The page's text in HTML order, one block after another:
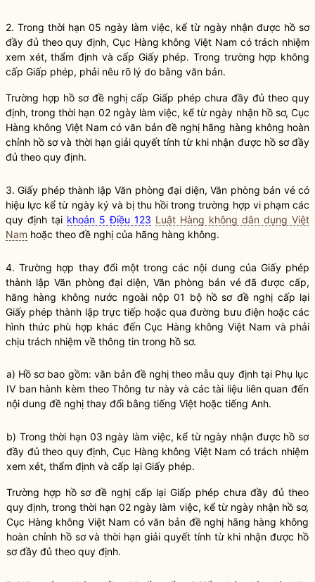
2. Trong thời hạn 05 ngày làm việc, kể từ ngày nhận được hồ sơ
đầy đủ theo quy định, Cục Hàng không Việt Nam có trách nhiệm
xem xét, thẩm định và cấp Giấy phép. Trong trường hợp không
cấp Giấp phép, phải nêu rõ lý do bằng văn bản.
Trường hợp hồ sơ đề nghị cấp Giấp phép chưa đầy đủ theo quy
định, trong thời hạn 02 ngày làm việc, kể từ ngày nhận hồ sơ, Cục
Hàng không Việt Nam có văn bản đề nghị hãng hàng không hoàn
chỉnh hồ sơ và thời hạn giải quyết tính từ khi nhận được hồ sơ đầy
đủ theo quy định.
3. Giấy phép thành lập Văn phòng đại diện, Văn phòng bán vé có
hiệu lực kể từ ngày ký và bị thu hồi trong trường hợp vi phạm các
quy định tại khoản 5 Điều 123 Luật Hàng không dân dụng Việt
Nam hoặc theo đề nghị của hãng hàng không.
4. Trường hợp thay đổi một trong các nội dung của Giấy phép
thành lập Văn phòng đại diện, Văn phòng bán vé đã được cấp,
hãng hàng không nước ngoài nộp 01 bộ hồ sơ đề nghị cấp lại
Giấy phép thành lập trực tiếp hoặc qua đường bưu điện hoặc các
hình thức phù hợp khác đến Cục Hàng không Việt Nam và phải
chịu trách nhiệm về thông tin trong hồ sơ.
a) Hồ sơ bao gồm: văn bản đề nghị theo mẫu quy định tại Phụ lục
IV ban hành kèm theo Thông tư này và các tài liệu liên quan đến
nội dung đề nghị thay đổi bằng tiếng Việt hoặc tiếng Anh.
b) Trong thời hạn 03 ngày làm việc, kể từ ngày nhận được hồ sơ
đầy đủ theo quy định, Cục Hàng không Việt Nam có trách nhiệm
xem xét, thẩm định và cấp lại Giấy phép.
Trường hợp hồ sơ đề nghị cấp lại Giấp phép chưa đầy đủ theo
quy định, trong thời hạn 02 ngày làm việc, kể từ ngày nhận hồ sơ,
Cục Hàng không Việt Nam có văn bản đề nghị hãng hàng không
hoàn chỉnh hồ sơ và thời hạn giải quyết tính từ khi nhận được hồ
sơ đầy đủ theo quy định.